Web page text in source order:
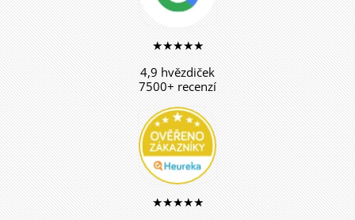
★★★★★
4,9 hvězdiček
7500+ recenzí
★★★★★